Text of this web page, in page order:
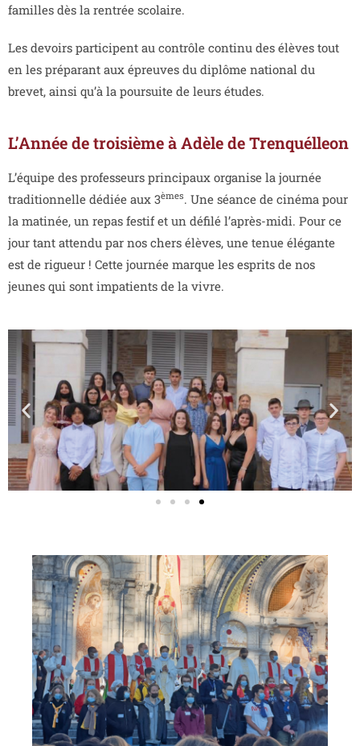
familles dès la rentrée scolaire.
Les devoirs participent au contrôle continu des élèves tout
en les préparant aux épreuves du diplôme national du
brevet, ainsi qu’à la poursuite de leurs études.
L’Année de troisième à Adèle de Trenquélleon
L’équipe des professeurs principaux organise la journée
traditionnelle dédiée aux 3èmes. Une séance de cinéma pour
la matinée, un repas festif et un défilé l’après-midi. Pour ce
jour tant attendu par nos chers élèves, une tenue élégante
est de rigueur ! Cette journée marque les esprits de nos
jeunes qui sont impatients de la vivre.